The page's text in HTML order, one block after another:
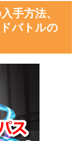
手方法、
バトルの